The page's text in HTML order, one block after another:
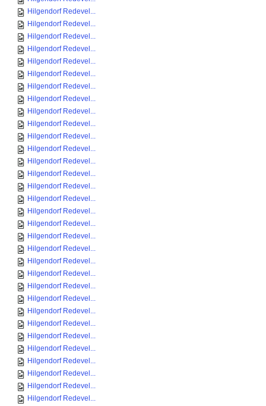
Hilgendorf Redevel...
Hilgendorf Redevel...
Hilgendorf Redevel...
Hilgendorf Redevel...
Hilgendorf Redevel...
Hilgendorf Redevel...
Hilgendorf Redevel...
Hilgendorf Redevel...
Hilgendorf Redevel...
Hilgendorf Redevel...
Hilgendorf Redevel...
Hilgendorf Redevel...
Hilgendorf Redevel...
Hilgendorf Redevel...
Hilgendorf Redevel...
Hilgendorf Redevel...
Hilgendorf Redevel...
Hilgendorf Redevel...
Hilgendorf Redevel...
Hilgendorf Redevel...
Hilgendorf Redevel...
Hilgendorf Redevel...
Hilgendorf Redevel...
Hilgendorf Redevel...
Hilgendorf Redevel...
Hilgendorf Redevel...
Hilgendorf Redevel...
Hilgendorf Redevel...
Hilgendorf Redevel...
Hilgendorf Redevel...
Hilgendorf Redevel...
Hilgendorf Redevel...